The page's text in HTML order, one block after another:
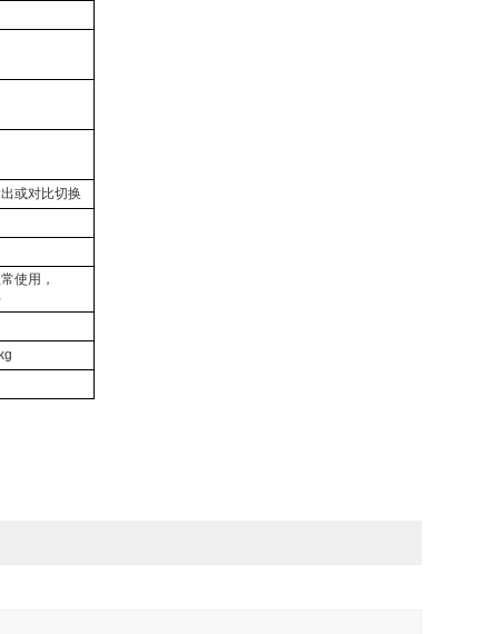
或对比切换
使用，